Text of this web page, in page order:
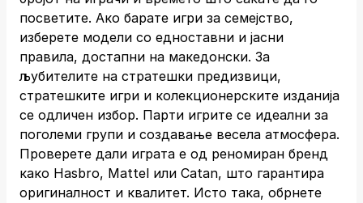
посветите. Ако барате игри за семејство,
изберете модели со едноставни и јасни
правила, достапни на македонски. За
љубителите на стратешки предизвици,
стратешките игри и колекционерските изданија
се одличен избор. Парти игрите се идеални за
поголеми групи и создавање весела атмосфера.
Проверете дали играта е од реномиран бренд
како Hasbro, Mattel или Catan, што гарантира
оригиналност и квалитет. Исто така, обрнете